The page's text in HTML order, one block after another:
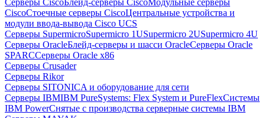
CiscoСтоечные серверы CiscoЦентральные устройства и
модули ввода-вывода Cisco UCS
Серверы SupermicroSupermicro 1USupermicro 2USupermicro 4U
Серверы OracleБлейд-серверы и шасси OracleСерверы Oracle
SPARCСерверы Oracle x86
Серверы Crusader
Серверы Rikor
Серверы SITONICA и оборудование для сети
Серверы IBMIBM PureSystems: Flex System и PureFlexСистемы
IBM PowerСнятые с производства серверные системы IBM